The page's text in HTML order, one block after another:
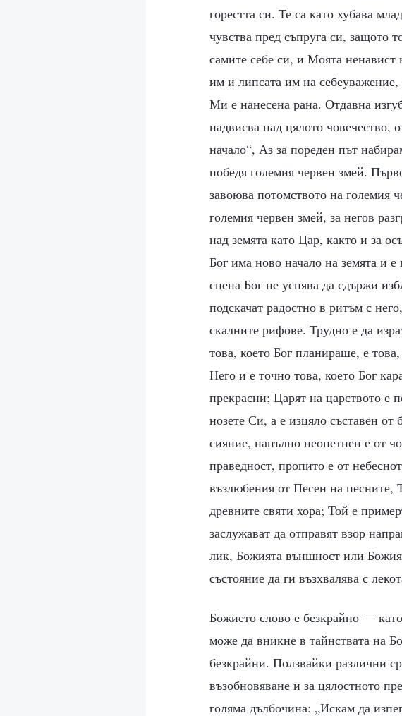
горестта си. Те са като хубава
чувства пред съпруга си, защото
самите себе си, и Моята ненавист
им и липсата им на
Ми е нанесена рана. Отдавна
надвисва над цялото
начало“, Аз за пореден път
победя големия червен змей.
завоюва потомството на големия
големия червен змей, за негов
над земята като Цар, както и за
Бог има ново начало на земята и
сцена Бог не успява да сдържи
подскачат радостно в ритъм с
скалните рифове. Трудно е да
това, което Бог планираше, е
Него и е точно това, което Бог
прекрасни; Царят на царството е
нозете Си, а е изцяло съставен
сияние, напълно неопетнен е от
праведност, пропито е от
възлюбения от Песен на песните,
древните святи хора; Той е
заслужават да отправят взор
лик, Божията външност или
състояние да ги възхвалява с
Божието слово е безкрайно —
може да вникне в тайнствата на
безкрайни. Ползвайки различни
възобновяване и за цялостното
голяма дълбочина: „Искам да